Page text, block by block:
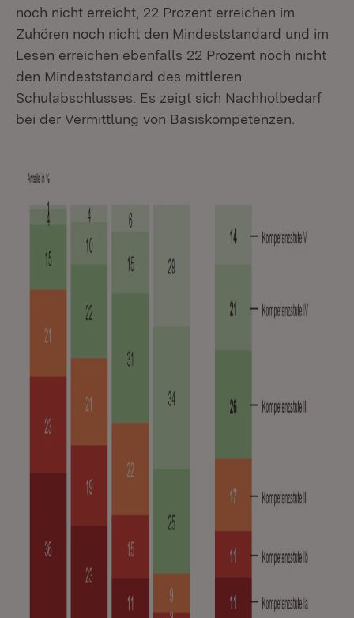
noch nicht erreicht, 22 Prozent erreichen im
Zuhören noch nicht den Mindeststandard und im
Lesen erreichen ebenfalls 22 Prozent noch nicht
den Mindeststandard des mittleren
Schulabschlusses. Es zeigt sich Nachholbedarf
bei der Vermittlung von Basiskompetenzen.